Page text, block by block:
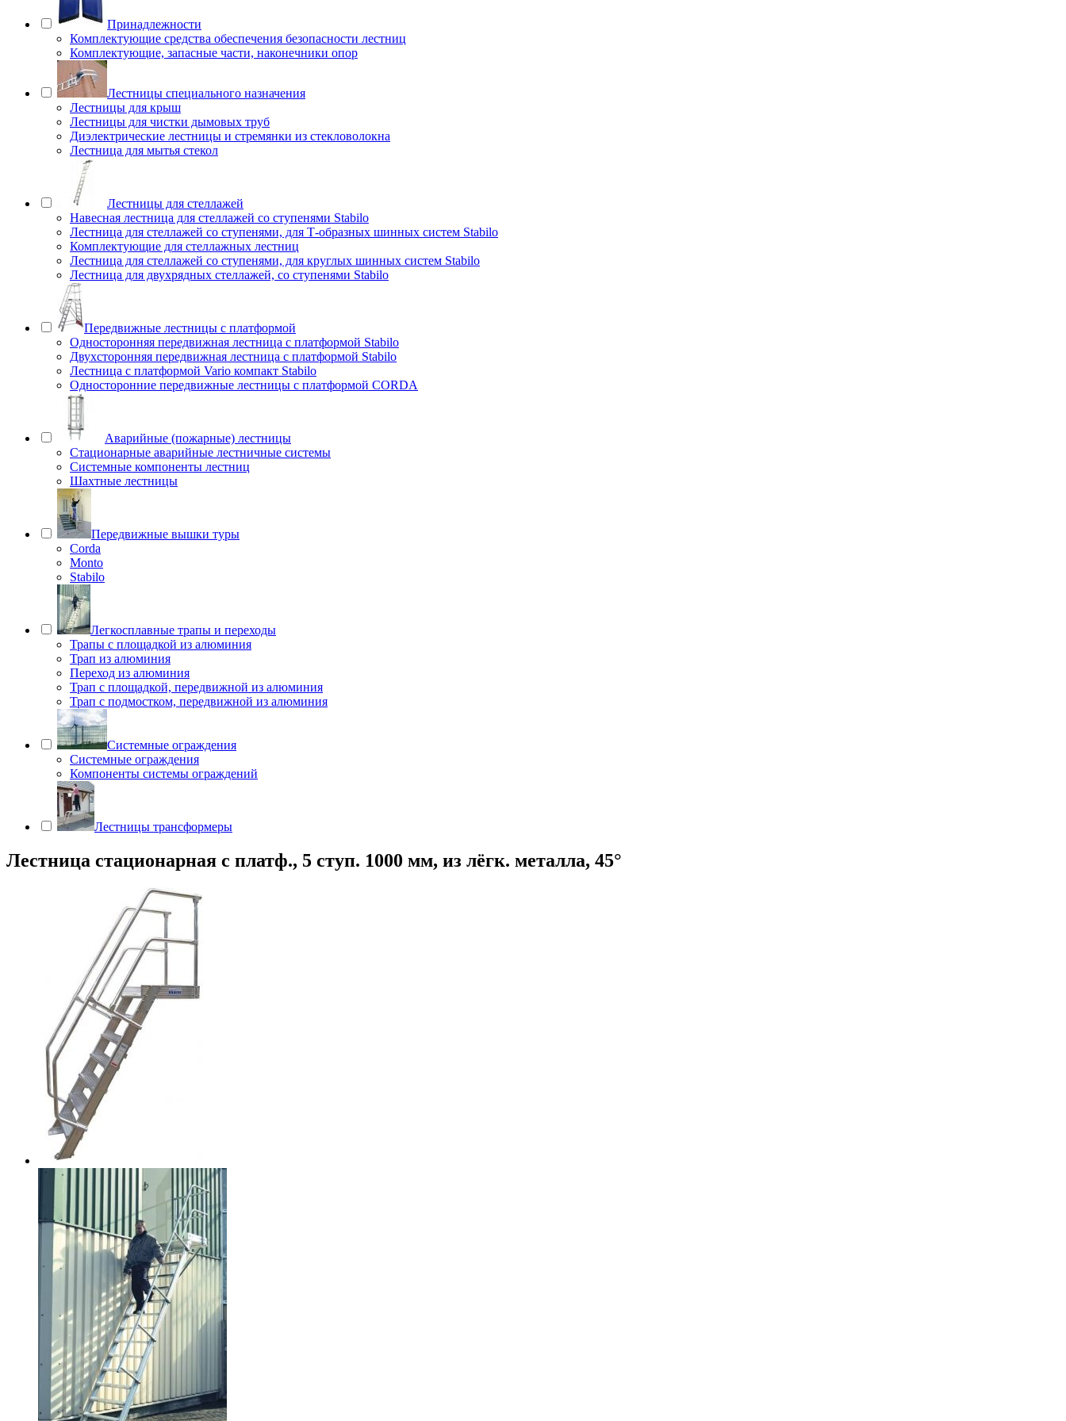
Принадлежности
Комплектующие средства обеспечения безопасности лестниц
Комплектующие, запасные части, наконечники опор
Лестницы специального назначения
Лестницы для крыш
Лестницы для чистки дымовых труб
Диэлектрические лестницы и стремянки из стекловолокна
Лестница для мытья стекол
Лестницы для стеллажей
Навесная лестница для стеллажей со ступенями Stabilo
Лестница для стеллажей со ступенями, для Т-образных шинных систем Stabilo
Комплектующие для стеллажных лестниц
Лестница для стеллажей со ступенями, для круглых шинных систем Stabilo
Лестница для двухрядных стеллажей, со ступенями Stabilo
Передвижные лестницы с платформой
Односторонняя передвижная лестница с платформой Stabilo
Двухсторонняя передвижная лестница с платформой Stabilo
Лестница с платформой Vario компакт Stabilo
Односторонние передвижные лестницы с платформой CORDA
Аварийные (пожарные) лестницы
Стационарные аварийные лестничные системы
Системные компоненты лестниц
Шахтные лестницы
Передвижные вышки туры
Corda
Monto
Stabilo
Легкосплавные трапы и переходы
Трапы с площадкой из алюминия
Трап из алюминия
Переход из алюминия
Трап с площадкой, передвижной из алюминия
Трап с подмостком, передвижной из алюминия
Системные ограждения
Системные ограждения
Компоненты системы ограждений
Лестницы трансформеры
Лестница стационарная с платф., 5 ступ. 1000 мм, из лёгк. металла, 45°